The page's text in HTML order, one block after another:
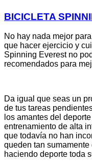
BICICLETA
No hay nada mejor
que hacer ejercicio y
Spinning Everest no
recomendados para
Da igual que seas un
de tus tareas
los amantes del
entrenamiento de alta
que todavía no han
queden tan
haciendo deporte toda